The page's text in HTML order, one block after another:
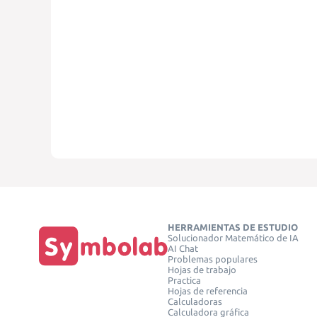
HERRAMIENTAS DE ESTUDIO
Solucionador Matemático de IA
AI Chat
Problemas populares
Hojas de trabajo
Practica
Hojas de referencia
Calculadoras
Calculadora gráfica